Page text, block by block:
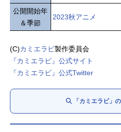
公開開始年
＆季節
2023秋アニメ
(C)カミエラビ製作委員会
『カミエラビ』公式サイト
『カミエラビ』公式Twitter
「カミエラビ」